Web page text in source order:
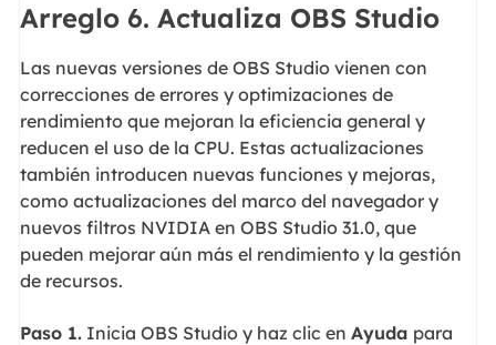
Arreglo 6. Actualiza OBS Studio
Las nuevas versiones de OBS Studio vienen con
correcciones de errores y optimizaciones de
rendimiento que mejoran la eficiencia general y
reducen el uso de la CPU. Estas actualizaciones
también introducen nuevas funciones y mejoras,
como actualizaciones del marco del navegador y
nuevos filtros NVIDIA en OBS Studio 31.0, que
pueden mejorar aún más el rendimiento y la gestión
de recursos.
Paso 1.Inicia OBS Studio y haz clic en Ayuda para